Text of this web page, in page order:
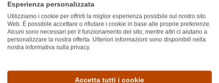
Cuvée (Bianco)
Secco / Dry
Esperienza personalizzata
Utilizziamo i cookie per offrirti la miglior esperienza possibile sul nostro sito
Web. È possibile accettare o rifiutare i cookie in base alle proprie preferenze.
Alcuni sono necessari per il funzionamento del sito, mentre altri ci aiutano a
personalizzare la nostra offerta. Ulteriori informazioni sono disponibili nella
nostra informativa sulla privacy.
Accetta tutti i cookie